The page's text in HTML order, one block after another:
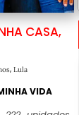
CASA,
, Lula
VIDA